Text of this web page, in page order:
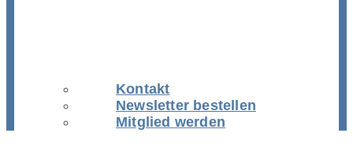
Kontakt
Newsletter bestellen
Mitglied werden